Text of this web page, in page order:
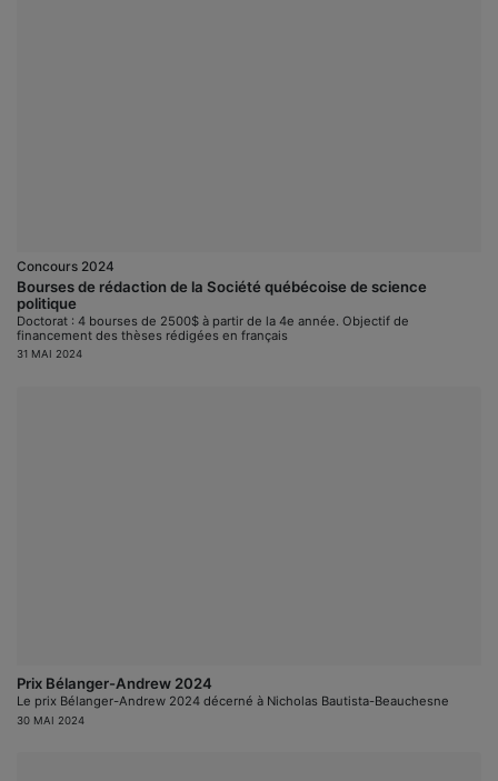
Concours 2024
Bourses de rédaction de la Société québécoise de science
politique
Doctorat : 4 bourses de 2500$ à partir de la 4e année. Objectif de
financement des thèses rédigées en français
31 MAI 2024
Prix Bélanger-Andrew 2024
Le prix Bélanger-Andrew 2024 décerné à Nicholas Bautista-Beauchesne
30 MAI 2024